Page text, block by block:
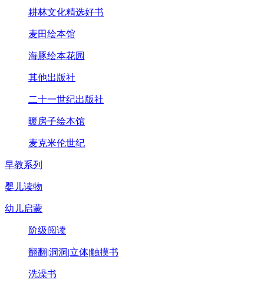
耕林文化精选好书
麦田绘本馆
海豚绘本花园
其他出版社
二十一世纪出版社
暖房子绘本馆
麦克米伦世纪
早教系列
婴儿读物
幼儿启蒙
阶级阅读
翻翻|洞洞|立体|触摸书
洗澡书